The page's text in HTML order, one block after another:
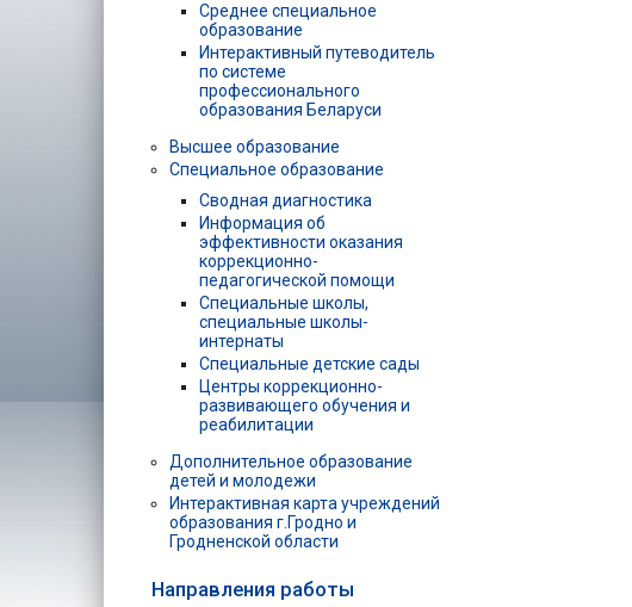
Среднее специальное
образование
Интерактивный путеводитель
по системе
профессионального
образования Беларуси
Высшее образование
Специальное образование
Сводная диагностика
Информация об
эффективности оказания
коррекционно-
педагогической помощи
Специальные школы,
специальные школы-
интернаты
Специальные детские сады
Центры коррекционно-
развивающего обучения и
реабилитации
Дополнительное образование
детей и молодежи
Интерактивная карта учреждений
образования г.Гродно и
Гродненской области
Направления работы